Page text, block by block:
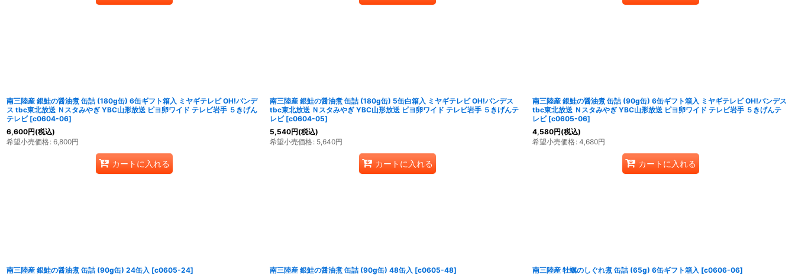
南三陸産 銀鮭の醤油煮 缶詰 (180g缶) 6缶ギフト箱入 ミヤギテレビ OH!バンデ
ス tbc東北放送 Ｎスタみやぎ YBC山形放送 ピヨ卵ワイド テレビ岩手 ５きげん
テレビ [c0604-06]
6,600円(税込)
希望小売価格: 6,800円
カートに入れる
南三陸産 銀鮭の醤油煮 缶詰 (180g缶) 5缶白箱入 ミヤギテレビ OH!バンデス
tbc東北放送 Ｎスタみやぎ YBC山形放送 ピヨ卵ワイド テレビ岩手 ５きげんテ
レビ [c0604-05]
5,540円(税込)
希望小売価格: 5,640円
カートに入れる
南三陸産 銀鮭の醤油煮 缶詰 (90g缶) 6缶ギフト箱入 ミヤギテレビ OH!バンデス
tbc東北放送 Ｎスタみやぎ YBC山形放送 ピヨ卵ワイド テレビ岩手 ５きげんテ
レビ [c0605-06]
4,580円(税込)
希望小売価格: 4,680円
カートに入れる
南三陸産 銀鮭の醤油煮 缶詰 (90g缶) 24缶入 [c0605-24]
南三陸産 銀鮭の醤油煮 缶詰 (90g缶) 48缶入 [c0605-48]
南三陸産 牡蠣のしぐれ煮 缶詰 (65g) 6缶ギフト箱入 [c0606-06]